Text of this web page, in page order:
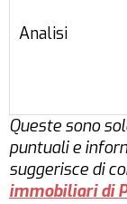
Queste sono
puntuali e
suggerisce di
immobiliari di